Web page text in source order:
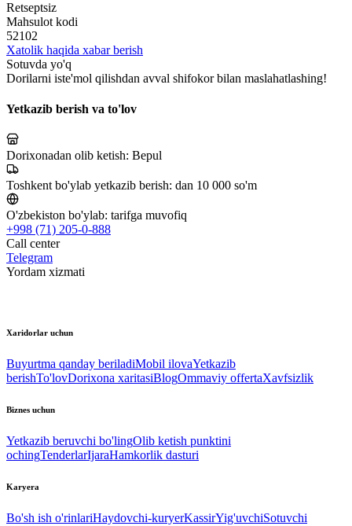
Retseptsiz
Mahsulot kodi
52102
Xatolik haqida xabar berish
Sotuvda yo'q
Dorilarni iste'mol qilishdan avval shifokor bilan maslahatlashing!
Yetkazib berish va to'lov
Dorixonadan olib ketish: Bepul
Toshkent bo'ylab yetkazib berish: dan 10 000 so'm
O'zbekiston bo'ylab: tarifga muvofiq
+998 (71) 205-0-888
Call center
Telegram
Yordam xizmati
Xaridorlar uchun
Buyurtma qanday beriladiMobil ilovaYetkazib
berishTo'lovDorixona xaritasiBlogOmmaviy offertaXavfsizlik
Biznes uchun
Yetkazib beruvchi bo'lingOlib ketish punktini
ochingTenderlarIjaraHamkorlik dasturi
Karyera
Bo'sh ish o'rinlariHaydovchi-kuryerKassirYig'uvchiSotuvchi